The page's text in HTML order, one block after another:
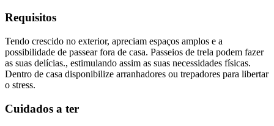
Requisitos
Tendo crescido no exterior, apreciam espaços amplos e a
possibilidade de passear fora de casa. Passeios de trela podem fazer
as suas delícias., estimulando assim as suas necessidades físicas.
Dentro de casa disponibilize arranhadores ou trepadores para libertar
o stress.
Cuidados a ter